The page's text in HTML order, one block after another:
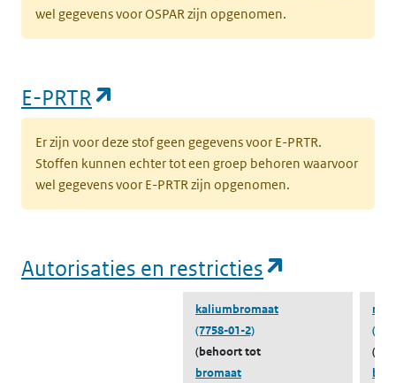
wel gegevens voor OSPAR zijn opgenomen.
E-PRTR
Er zijn voor deze stof geen gegevens voor E-PRTR.
Stoffen kunnen echter tot een groep behoren waarvoor
wel gegevens voor E-PRTR zijn opgenomen.
Autorisaties en restricties
kaliumbromaat
(7758-01-2)
(behoort tot
bromaat